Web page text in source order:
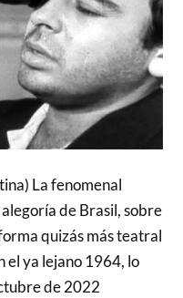
La fenomenal
de Brasil, sobre
quizás más teatral
el ya lejano 1964, lo
de 2022